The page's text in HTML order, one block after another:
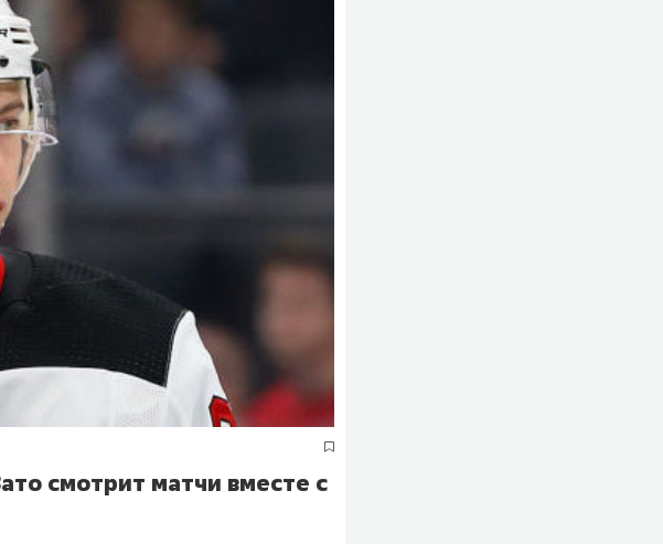
смотрит матчи вместе с